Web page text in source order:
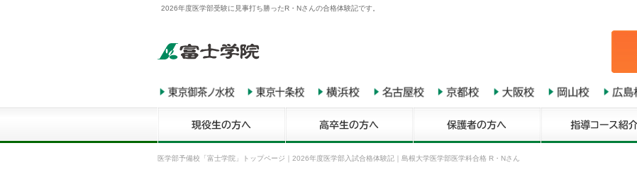
2026年度医学部受験に見事打ち勝ったR・Nさんの合格体験記です。
医学部予備校「富士学院」トップページ 2026年度医学部入試合格体験記 島根大学医学部医学科合格 R・Nさん